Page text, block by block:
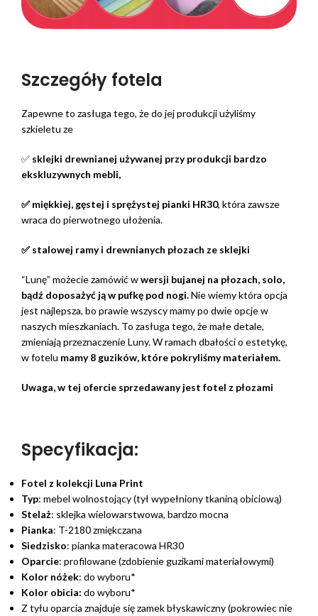
Szczegóły fotela
Zapewne to zasługa tego, że do jej produkcji użyliśmy
szkieletu ze
✅ sklejki drewnianej używanej przy produkcji bardzo
ekskluzywnych mebli,
✅ miękkiej, gęstej i sprężystej pianki HR30, która zawsze
wraca do pierwotnego ułożenia.
✅ stalowej ramy i drewnianych płozach ze sklejki
“Lunę” możecie zamówić wwersji bujanej na płozach, solo,
bądź doposażyć ją w pufkę pod nogi.Nie wiemy która opcja
jest najlepsza, bo prawie wszyscy mamy po dwie opcje w
naszych mieszkaniach. To zasługa tego, że małe detale,
zmieniają przeznaczenie Luny. W ramach dbałości o estetykę,
w fotelu mamy 8 guzików, które pokryliśmy materiałem.
Uwaga, w tej ofercie sprzedawany jest fotel z płozami
Specyfikacja:
Fotel z kolekcji Luna Print
Typ: mebel wolnostojący (tył wypełniony tkaniną obiciową)
Stelaż: sklejka wielowarstwowa, bardzo mocna
Pianka: T-2180 zmiękczana
Siedzisko: pianka materacowa HR30
Oparcie: profilowane (zdobienie guzikami materiałowymi)
Kolor nóżek: do wyboru*
Kolor obicia: do wyboru*
Z tyłu oparcia znajduje się zamek błyskawiczny (pokrowiec nie